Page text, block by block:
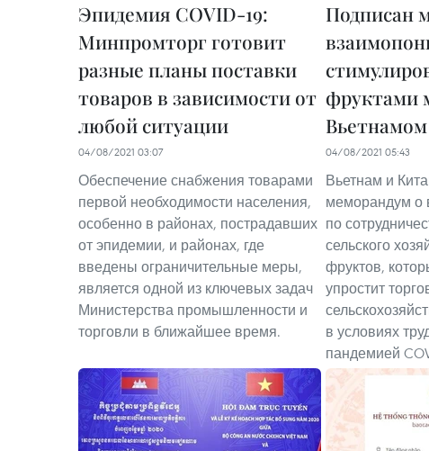
Эпидемия COVID-19:
Минпромторг готовит
разные планы поставки
товаров в зависимости от
любой ситуации
04/08/2021 03:07
Обеспечение снабжения товарами
первой необходимости населения,
особенно в районах, пострадавших
от эпидемии, и районах, где
введены ограничительные меры,
является одной из ключевых задач
Министерства промышленности и
торговли в ближайшее время.
Подписан
фруктами
04/08/2021 05:43
Вьетнам и
меморандум о
по
сельского
фруктов,
упростит
в условиях
пандемией